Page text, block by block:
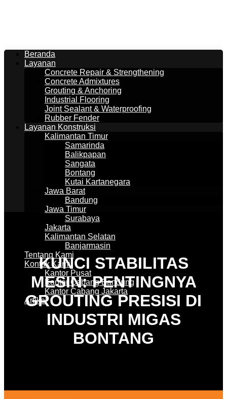
Beranda
Layanan
Concrete Repair & Strengthening
Concrete Admixtures
Grouting & Anchoring
Industrial Flooring
Joint Sealant & Waterproofing
Rubber Fender
Layanan Konstruksi
Kalimantan Timur
Samarinda
Balikpapan
Sangata
Bontang
Kutai Kartanegara
Jawa Barat
Bandung
Jawa Timur
Surabaya
Jakarta
Kalimantan Selatan
Banjarmasin
Tentang Kami
Kontak Kami
Kantor Pusat
Kantor Cabang Bandung
Kantor Cabang Jakarta
Artikel
KUNCI STABILITAS
MESIN: PENTINGNYA
GROUTING PRESISI DI
INDUSTRI MIGAS
BONTANG